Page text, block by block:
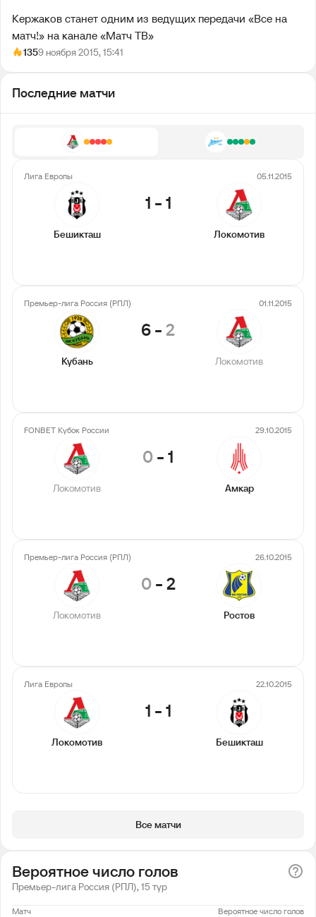
Кержаков станет одним из ведущих передачи «Все на
матч!» на канале «Матч ТВ»
1359 ноября 2015, 15:41
Последние матчи
Лига Европы 05.11.2015
Бешикташ
1 -1
Локомотив
Премьер-лига Россия (РПЛ) 01.11.2015
Кубань
6-2
Локомотив
FONBET Кубок России 29.10.2015
Локомотив
0-1
Амкар
Премьер-лига Россия (РПЛ) 26.10.2015
Локомотив
0 -2
Ростов
Лига Европы 22.10.2015
Локомотив
1 -1
Бешикташ
Все матчи
Вероятное число голов
Премьер-лига Россия (РПЛ), 15 тур
Матч Вероятное число голов